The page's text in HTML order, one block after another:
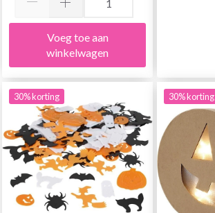
Voeg toe aan
winkelwagen
30% korting 30% korting